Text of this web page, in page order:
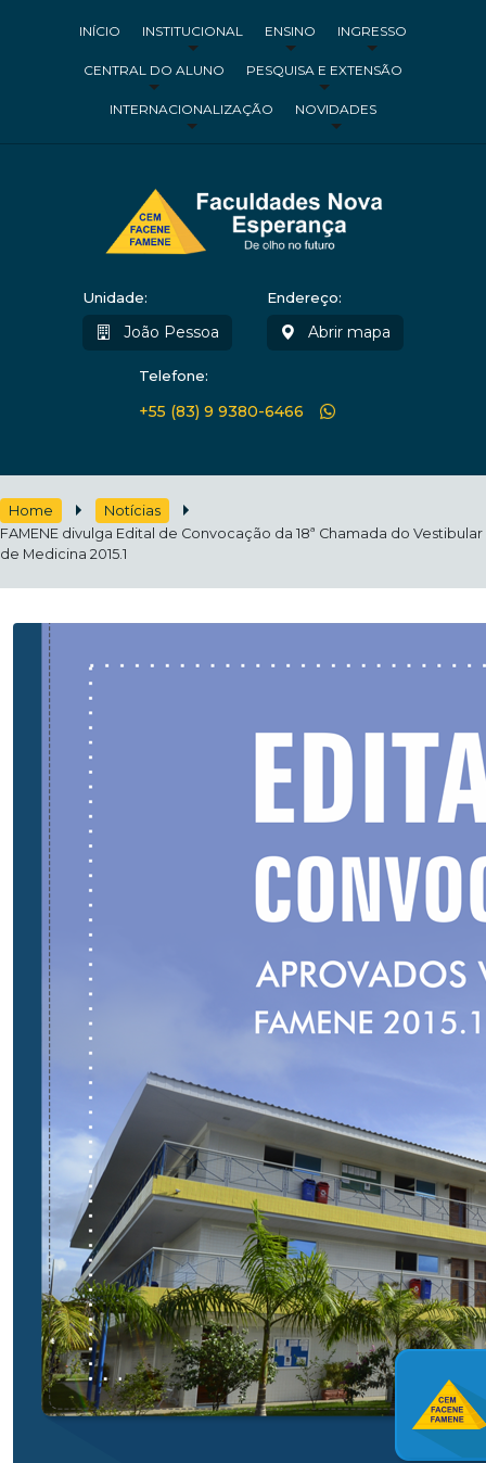
INÍCIO INSTITUCIONAL ENSINO INGRESSO
CENTRAL DO ALUNO PESQUISA E EXTENSÃO
INTERNACIONALIZAÇÃO NOVIDADES
Unidade:
João Pessoa
Endereço:
Abrir mapa
Telefone:
+55 (83) 9 9380-6466
Home
Notícias
FAMENE divulga Edital de Convocação da 18ª Chamada do Vestibular
de Medicina 2015.1